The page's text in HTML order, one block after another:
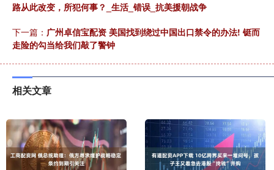
路从此改变，所犯何事？_生活_错误_抗美援朝战争
下一篇： 广州卓信宝配资 美国找到绕过中国出口禁令的办法! 铤而
走险的勾当给我们敲了警钟
相关文章